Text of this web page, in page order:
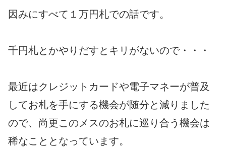
因みにすべて１万円札での話です。
千円札とかやりだすとキリがないので・・・
最近はクレジットカードや電子マネーが普及
してお札を手にする機会が随分と減りました
ので、尚更このメスのお札に巡り合う機会は
稀なこととなっています。